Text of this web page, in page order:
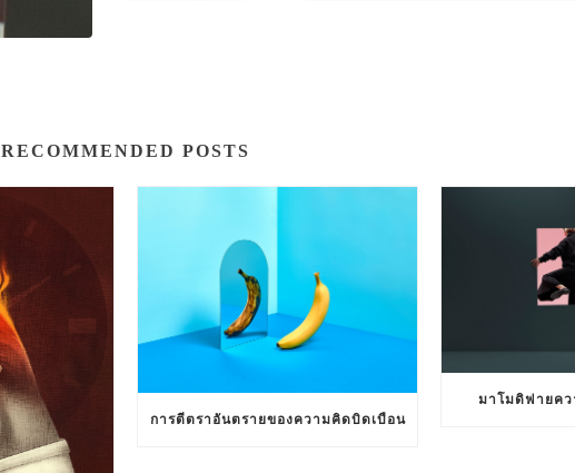
RECOMMENDED POSTS
การตีตราอันตรายของความคิดบิดเบือน
มาโมดิฟายค